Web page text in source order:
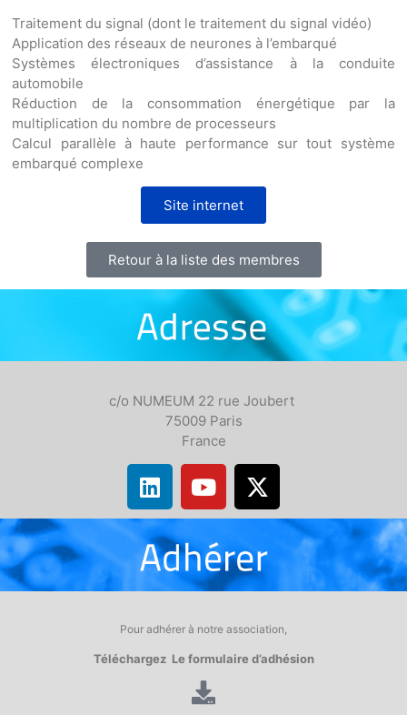
Traitement du signal (dont le traitement du signal vidéo)
Application des réseaux de neurones à l’embarqué
Systèmes électroniques d’assistance à la conduite
automobile
Réduction de la consommation énergétique par la
multiplication du nombre de processeurs
Calcul parallèle à haute performance sur tout système
embarqué complexe
Site internet
Retour à la liste des membres
c/o NUMEUM 22 rue Joubert
75009 Paris
France
Pour adhérer à notre association,
Téléchargez Le formulaire d’adhésion